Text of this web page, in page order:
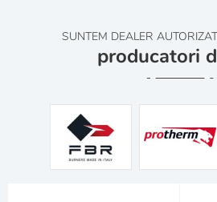
SUNTEM DEALER
producatori